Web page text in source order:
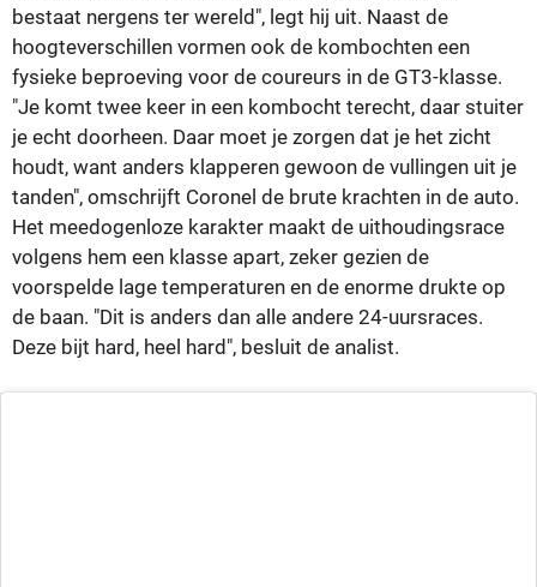
bestaat nergens ter wereld", legt hij uit. Naast de
hoogteverschillen vormen ook de kombochten een
fysieke beproeving voor de coureurs in de GT3-klasse.
"Je komt twee keer in een kombocht terecht, daar stuiter
je echt doorheen. Daar moet je zorgen dat je het zicht
houdt, want anders klapperen gewoon de vullingen uit je
tanden", omschrijft Coronel de brute krachten in de auto.
Het meedogenloze karakter maakt de uithoudingsrace
volgens hem een klasse apart, zeker gezien de
voorspelde lage temperaturen en de enorme drukte op
de baan. "Dit is anders dan alle andere 24-uursraces.
Deze bijt hard, heel hard", besluit de analist.